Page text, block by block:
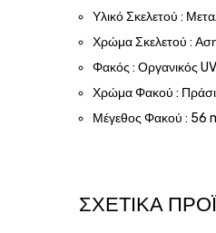
Υλικό Σκελετού :
Χρώμα Σκελετού :
Φακός : Οργανικός
Χρώμα Φακού :
Μέγεθος Φακού : 56
ΣΧΕΤΙΚΑ